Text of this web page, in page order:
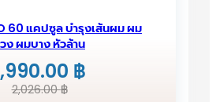
60 แคปซูล บำรุงเส้นผม ผม
ง ผมบาง หัวล้าน
2,026.00฿
Original
฿
Current